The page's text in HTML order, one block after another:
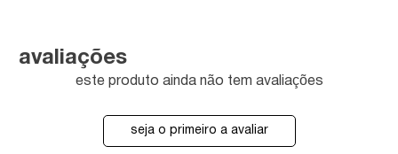
avaliações
este produto ainda não tem avaliações
seja o primeiro a avaliar